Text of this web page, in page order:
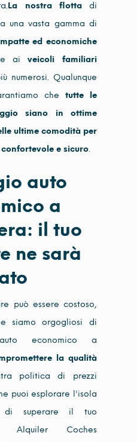
La nostra flottadi
una vasta gamma di
ed economiche
aiveicoli familiari
numerosi. Qualunque
chetutte le
siano in ottime
ultime comodità per
e sicuro.
auto
a
il tuo
ne sarà
può essere costoso,
siamo orgogliosi di
economico a
la qualità
politica di prezzi
puoi esplorare l'isola
di superare il tuo
Alquiler Coches